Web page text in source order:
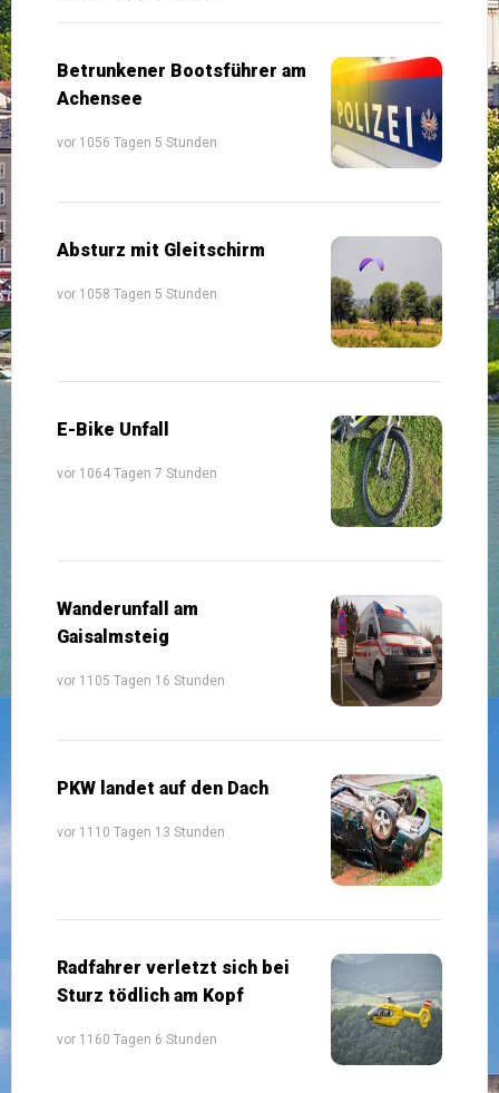
Betrunkener Bootsführer am
Achensee
vor 1056 Tagen 5 Stunden
Absturz mit Gleitschirm
vor 1058 Tagen 5 Stunden
E-Bike Unfall
vor 1064 Tagen 7 Stunden
Wanderunfall am
Gaisalmsteig
vor 1105 Tagen 16 Stunden
PKW landet auf den Dach
vor 1110 Tagen 13 Stunden
Radfahrer verletzt sich bei
Sturz tödlich am Kopf
vor 1160 Tagen 6 Stunden